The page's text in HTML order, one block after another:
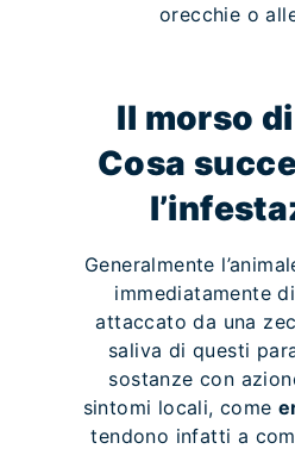
orecchie o
Il morso
Cosa
Generalmente
immediatamente
attaccato da una
saliva di questi
sostanze con
sintomi locali, come
tendono infatti a